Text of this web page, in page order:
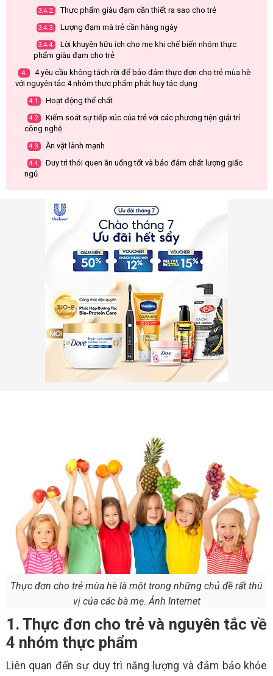
3.4.2. Thực phẩm giàu đạm cần thiết ra sao cho trẻ
3.4.3. Lượng đạm mà trẻ cần hàng ngày
3.4.4.
Lời khuyên hữu ích cho mẹ khi chế biến nhóm thực
phẩm giàu đạm cho trẻ
4.
4 yêu cầu không tách rời để bảo đảm thực đơn cho trẻ mùa hè
với nguyên tắc 4 nhóm thực phẩm phát huy tác dụng
4.1. Hoạt động thể chất
4.2.
Kiểm soát sự tiếp xúc của trẻ với các phương tiện giải trí
công nghệ
4.3. Ăn vặt lành mạnh
4.4.
Duy trì thói quen ăn uống tốt và bảo đảm chất lượng giấc
ngủ
Thực đơn cho trẻ mùa hè là một trong những chủ đề rất thú
vị của các bà mẹ. Ảnh Internet
1. Thực đơn cho trẻ và nguyên tắc về
4 nhóm thực phẩm
Liên quan đến sự duy trì năng lượng và đảm bảo khỏe